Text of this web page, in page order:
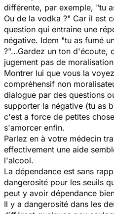
différente, par exemple, "tu
Ou de la vodka ?" Car il est
question qui entraine une
négative. Idem "tu as fumé
?"...Gardez un ton d'écoute,
jugement pas de
Montrer lui que vous la
compréhensif non
dialogue par des questions
supporter la négative (tu as
c'est a force de petites
s'amorcer enfin.
Parlez en à votre médecin
effectivement une aide
l'alcool.
La dépendance est sans
dangerosité pour les seuils
peut y avoir dépendance
Il y a dangerosité dans les